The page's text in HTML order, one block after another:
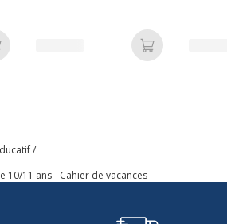
au panier Ajouter au
10/11 ans - Cahier de vacances